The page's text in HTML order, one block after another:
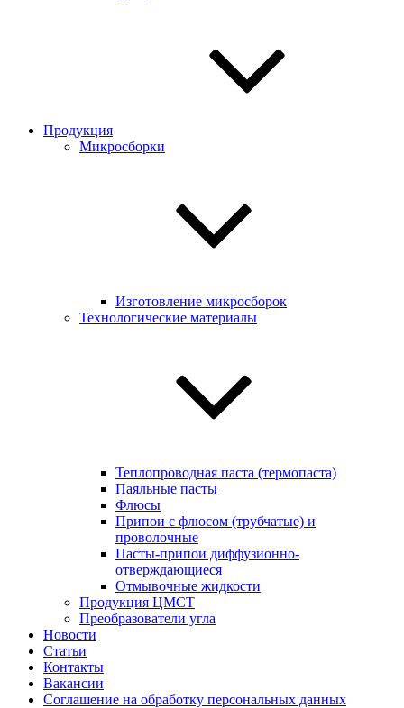
Продукция
Микросборки
Изготовление микросборок
Технологические материалы
Теплопроводная паста (термопаста)
Паяльные пасты
Флюсы
Припои с флюсом (трубчатые) и
проволочные
Пасты-припои диффузионно-
отверждающиеся
Отмывочные жидкости
Продукция ЦМСТ
Преобразователи угла
Новости
Статьи
Контакты
Вакансии
Соглашение на обработку персональных данных